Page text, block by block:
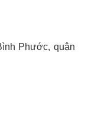
Phước, quận